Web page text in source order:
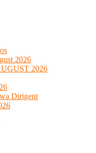
2026
2026
Dirigent